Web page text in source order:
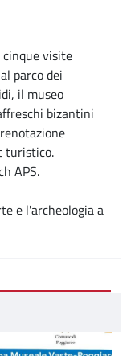
visite
parco dei
il museo
bizantini
turistico.
APS.
e l'archeologia a